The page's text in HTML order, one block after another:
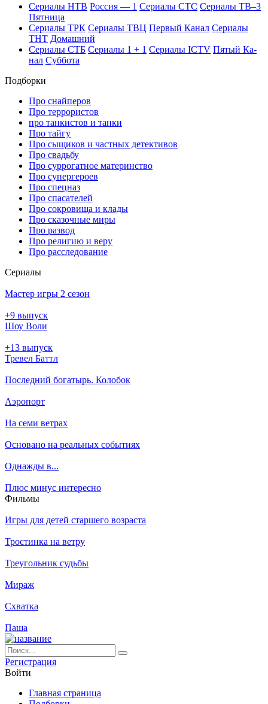
Се­риа­лы НТВ Рос­сия — 1 Се­риа­лы СТС Се­риа­лы ТВ–3
Пят­ни­ца
Се­риа­лы ТРК Се­риа­лы ТВЦ Пер­вый Ка­нал Се­риа­лы
ТНТ До­маш­ний
Се­риа­лы СТБ Се­риа­лы 1 + 1 Се­риа­лы ICTV Пя­тый Ка­
нал Суб­бо­та
Подборки
Про снайперов
Про террористов
про танкистов и танки
Про тайгу
Про сыщиков и частных детективов
Про свадьбу
Про суррогатное материнство
Про супергероев
Про спецназ
Про спасателей
Про сокровища и клады
Про сказочные миры
Про развод
Про религию и веру
Про расследование
Се­риа­лы
Мастер игры 2 сезон
+9 выпуск
Шоу Воли
+13 выпуск
Тревел Баттл
Последний богатырь. Колобок
Аэропорт
На семи ветрах
Основано на реальных событиях
Однажды в...
Плюс минус интересно
Филь­мы
Игры для детей старшего возраста
Тростинка на ветру
Треугольник судьбы
Мираж
Схватка
Паша
Ре­ги­ст­ра­ция
Вой­ти
Глав­ная стра­ни­ца